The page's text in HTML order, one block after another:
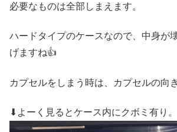
必要なものは全部しまえます。
ハードタイプのケースなので、中身が
げますね👍
カプセルをしまう時は、カプセルの向
⬇︎よーく見るとケース内にクボミ有り。